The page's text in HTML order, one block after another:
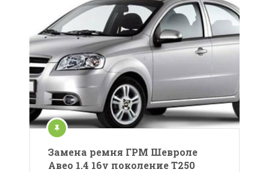
Замена ремня ГРМ Шевроле
Авео 1.4 16v поколение T250